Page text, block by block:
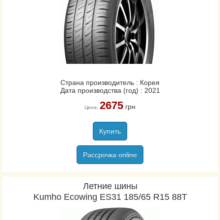
Страна производитель : Корея
Дата производства (год) : 2021
Цена: 2675грн
Купить
Рассрочка online
Летние шины
Kumho Ecowing ES31 185/65 R15 88T